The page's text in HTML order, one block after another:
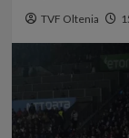
TVF Oltenia